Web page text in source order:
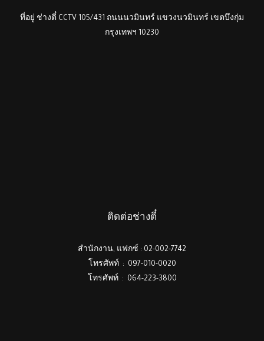
ที่อยู่ ช่างตี๋ CCTV 105/431 ถนนนวมินทร์ แขวงนวมินทร์ เขตบึงกุ่ม
กรุงเทพฯ 10230
ติดต่อช่างตี๋
สำนักงาน, แฟกซ์ : 02-002-7742
โทรศัพท์ : 097-010-0020
โทรศัพท์ : 064-223-3800